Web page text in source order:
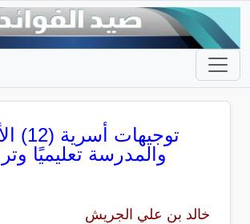
توجيهات
والمدرسة تعليميًا
خالد بن علي الجريش